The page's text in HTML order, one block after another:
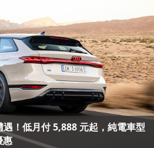
！低月付 5,888 元起，純電車型
惠